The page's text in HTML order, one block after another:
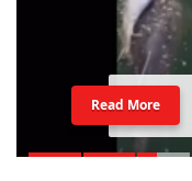
Read More